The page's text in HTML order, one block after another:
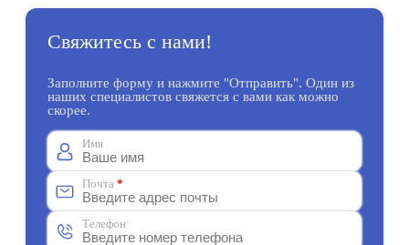
Свяжитесь с нами!
Заполните форму и нажмите "Отправить". Один из
наших специалистов свяжется с вами как можно
скорее.
Имя
Почта *
Телефон